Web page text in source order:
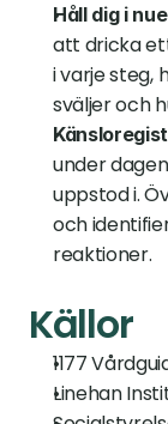
Håll dig i
att dricka
i varje steg,
sväljer och
under
uppstod i.
och
reaktioner.
Källor
1177
Linehan